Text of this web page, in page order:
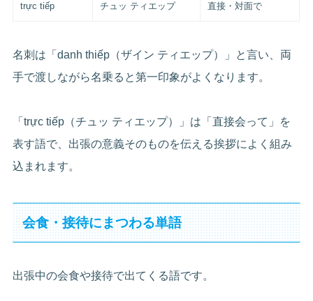
trực tiếp チュッ ティエップ 直接・対面で
名刺は「danh thiếp（ザイン ティエップ）」と言い、両
手で渡しながら名乗ると第一印象がよくなります。
「trực tiếp（チュッ ティエップ）」は「直接会って」を
表す語で、出張の意義そのものを伝える挨拶によく組み
込まれます。
会食・接待にまつわる単語
出張中の会食や接待で出てくる語です。